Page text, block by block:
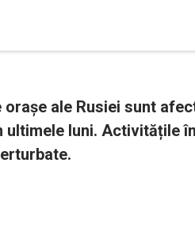
ale Rusiei sunt
ultimele luni. Activitățile